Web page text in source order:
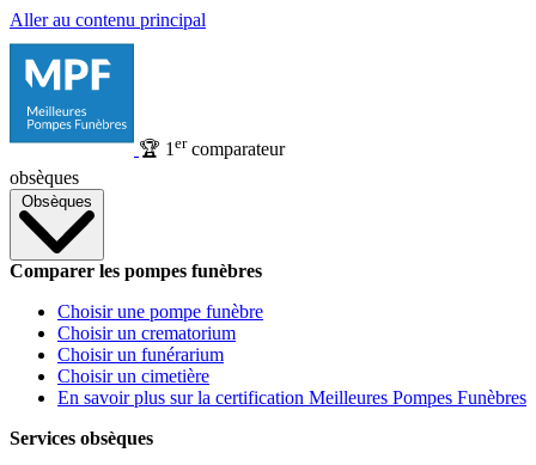
Aller au contenu principal
🏆 1 ercomparateur
obsèques
Obsèques
Comparer les pompes funèbres
Choisir une pompe funèbre
Choisir un crematorium
Choisir un funérarium
Choisir un cimetière
En savoir plus sur la certification Meilleures Pompes Funèbres
Services obsèques